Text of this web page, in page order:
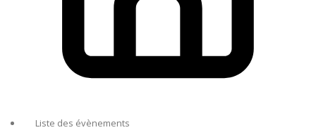
Liste des évènements